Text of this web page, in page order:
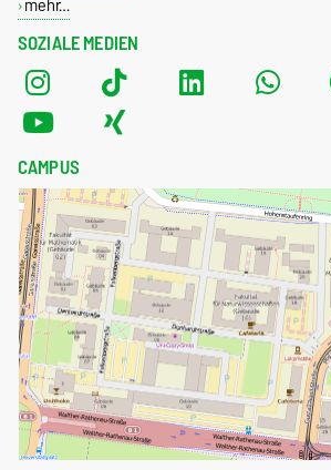
SOZIALE MEDIEN
CAMPUS